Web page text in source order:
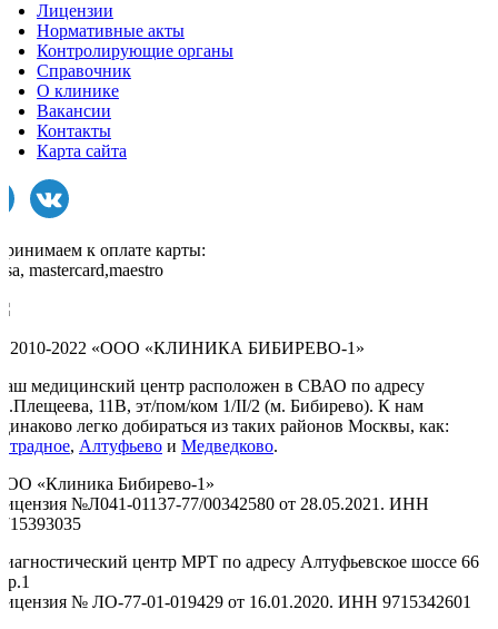
Лицензии
Нормативные акты
Контролирующие органы
Справочник
О клинике
Вакансии
Контакты
Карта сайта
к оплате карты:
mastercard,maestro
2010-2022 «ООО «КЛИНИКА БИБИРЕВО-1»
медицинский центр расположен в СВАО по адресу
11В, эт/пом/ком 1/II/2 (м. Бибирево). К нам
легко добираться из таких районов Москвы, как:
, Алтуфьево и Медведково.
«Клиника Бибирево-1»
№Л041-01137-77/00342580 от 28.05.2021. ИНН
центр МРТ по адресу Алтуфьевское шоссе 66
№ ЛО-77-01-019429 от 16.01.2020. ИНН 9715342601